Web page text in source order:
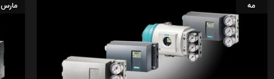
مه مارس